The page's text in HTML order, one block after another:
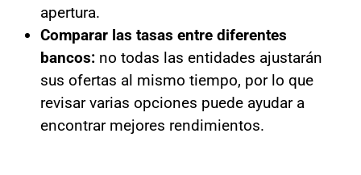
apertura.
Comparar las tasas entre diferentes
bancos: no todas las entidades ajustarán
sus ofertas al mismo tiempo, por lo que
revisar varias opciones puede ayudar a
encontrar mejores rendimientos.